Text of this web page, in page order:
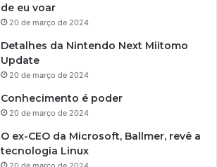
de eu voar
20 de março de 2024
Detalhes da Nintendo Next Miitomo
Update
20 de março de 2024
Conhecimento é poder
20 de março de 2024
O ex-CEO da Microsoft, Ballmer, revê a
tecnologia Linux